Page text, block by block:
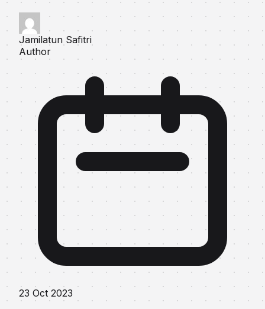
Jamilatun Safitri
Author
23 Oct 2023